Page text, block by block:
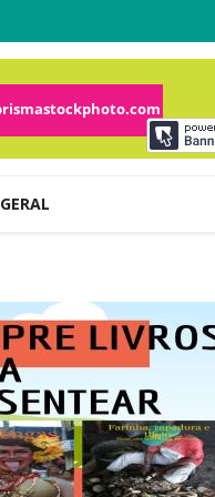
GERAL